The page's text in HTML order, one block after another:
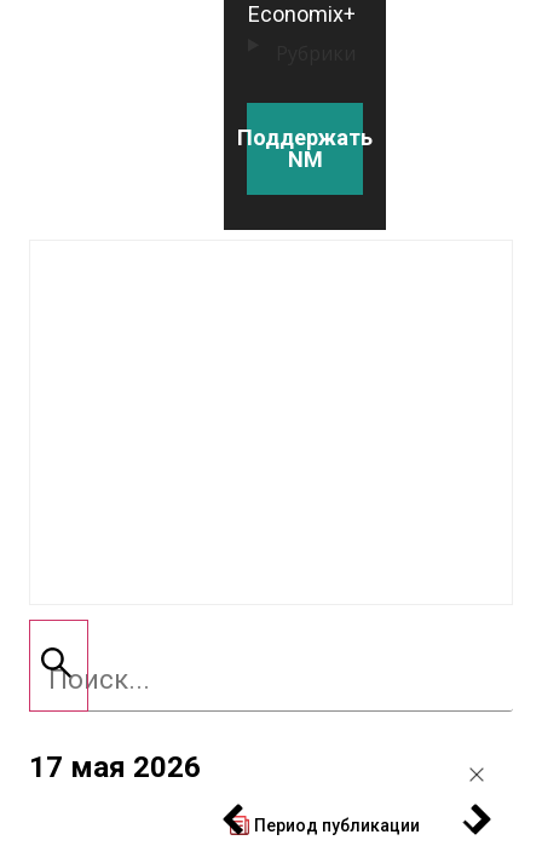
Economix+
Поддержать
NM
17 мая 2026
Период публикации